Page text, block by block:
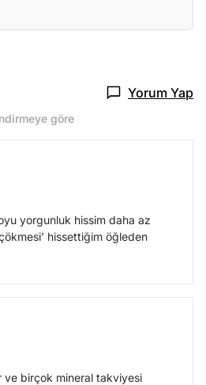
Yorum Yap
göre
yorgunluk hissim daha az
hissettiğim öğleden
ve birçok mineral takviyesi